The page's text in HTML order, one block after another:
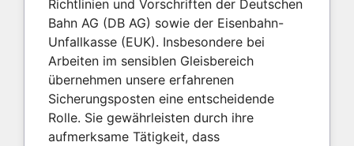
Richtlinien und Vorschriften der Deutschen
Bahn AG (DB AG) sowie der Eisenbahn-
Unfallkasse (EUK). Insbesondere bei
Arbeiten im sensiblen Gleisbereich
übernehmen unsere erfahrenen
Sicherungsposten eine entscheidende
Rolle. Sie gewährleisten durch ihre
aufmerksame Tätigkeit, dass